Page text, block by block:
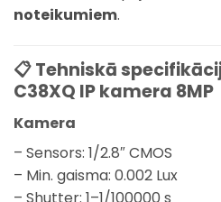
noteikumiem.
📋 Tehniskā
C38XQ IP kamera 8MP
Kamera
– Sensors: 1/2.8″ CMOS
– Min. gaisma: 0.002 Lux
– Shutter: 1–1/100000 s